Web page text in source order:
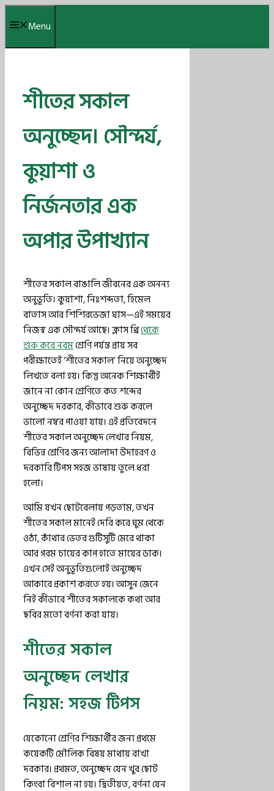
to
Menu
শীতের সকাল
অনুচ্ছেদ। সৌন্দর্য,
কুয়াশা ও
নির্জনতার এক
অপার উপাখ্যান
শীতের সকাল বাঙালি জীবনের এক অনন্য
অনুভূতি। কুয়াশা, নিঃশব্দতা, হিমেল
বাতাস আর শিশিরভেজা ঘাস—এই সময়ের
নিজস্ব এক সৌন্দর্য আছে। ক্লাস থ্রিথেকে
শুরু করে নবমশ্রেণি পর্যন্ত প্রায় সব
পরীক্ষাতেই ‘শীতের সকাল’ নিয়ে অনুচ্ছেদ
লিখতে বলা হয়। কিন্তু অনেক শিক্ষার্থীই
জানে না কোন শ্রেণিতে কত শব্দের
অনুচ্ছেদ দরকার, কীভাবে শুরু করলে
ভালো নম্বর পাওয়া যায়। এই প্রতিবেদনে
শীতের সকাল অনুচ্ছেদ লেখার নিয়ম,
বিভিন্ন শ্রেণির জন্য আলাদা উদাহরণ ও
দরকারি টিপস সহজ ভাষায় তুলে ধরা
হলো।
আমি যখন ছোটবেলায় পড়তাম, তখন
শীতের সকাল মানেই দেরি করে ঘুম থেকে
ওঠা, কাঁথার ভেতর গুটিসুটি মেরে থাকা
আর গরম চায়ের কাপ হাতে মায়ের ডাক।
এখন সেই অনুভূতিগুলোই অনুচ্ছেদ
আকারে প্রকাশ করতে হয়। আসুন জেনে
নিই কীভাবে শীতের সকালকে কথা আর
ছবির মতো বর্ণনা করা যায়।
শীতের সকাল
অনুচ্ছেদ লেখার
নিয়ম: সহজ টিপস
যেকোনো শ্রেণির শিক্ষার্থীর জন্য প্রথমে
কয়েকটি মৌলিক বিষয় মাথায় রাখা
দরকার। প্রথমত, অনুচ্ছেদ যেন খুব ছোট
কিংবা বিশাল না হয়। দ্বিতীয়ত, বর্ণনা যেন